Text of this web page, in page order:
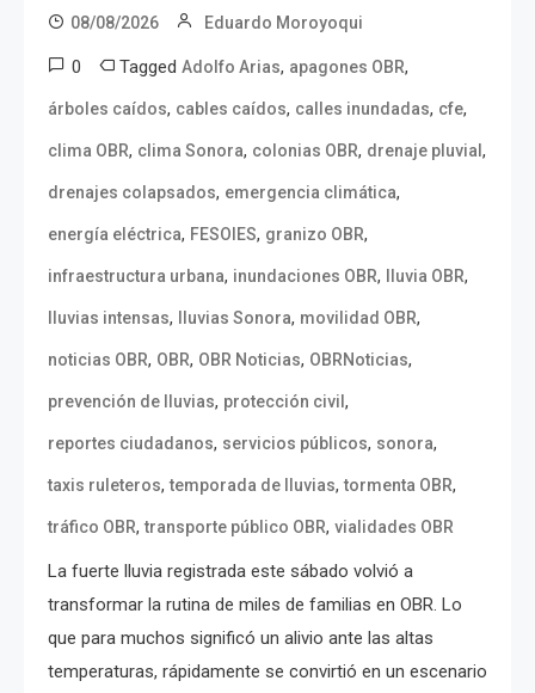
08/08/2026 Eduardo Moroyoqui
0 Tagged Adolfo Arias, apagones OBR,
árboles caídos, cables caídos, calles inundadas, cfe,
clima OBR, clima Sonora, colonias OBR, drenaje pluvial ,
drenajes colapsados, emergencia climática,
energía eléctrica, FESOIES, granizo OBR,
infraestructura urbana, inundaciones OBR, lluvia OBR,
lluvias intensas, lluvias Sonora, movilidad OBR,
noticias OBR, OBR, OBR Noticias, OBRNoticias,
prevención de lluvias, protección civil ,
reportes ciudadanos, servicios públicos, sonora,
taxis ruleteros,temporada de lluvias,tormenta OBR,
tráfico OBR,transporte público OBR, vialidades OBR
La fuerte lluvia registrada este sábado volvió a
transformar la rutina de miles de familias en OBR. Lo
que para muchos significó un alivio ante las altas
temperaturas, rápidamente se convirtió en un escenario